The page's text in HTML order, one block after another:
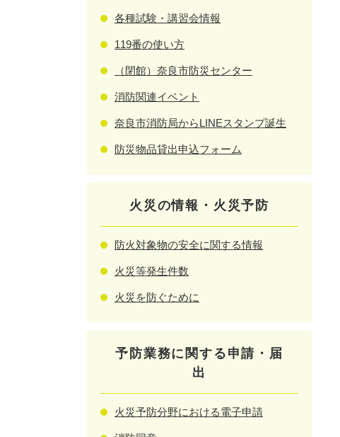
各種試験・講習会情報
119番の使い方
（閉館）奈良市防災センター
消防関連イベント
奈良市消防局からLINEスタンプ誕生
防災物品貸出申込フォーム
火災の情報・火災予防
防火対象物の安全に関する情報
火災等発生件数
火災を防ぐために
予防業務に関する申請・届
出
火災予防分野における電子申請